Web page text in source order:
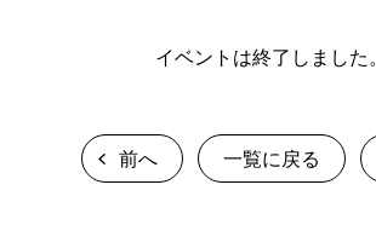
イベントは終了しました。
前へ 一覧に戻る